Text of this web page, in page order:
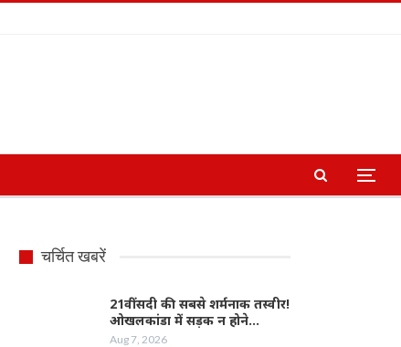
चर्चित खबरें
21वीं सदी की सबसे शर्मनाक तस्वीर!
ओखलकांडा में सड़क न होने…
Aug 7, 2026